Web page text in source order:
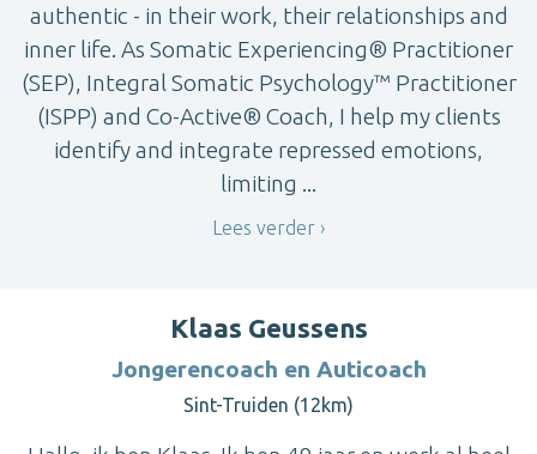
authentic - in their work, their relationships and
inner life. As Somatic Experiencing® Practitioner
(SEP), Integral Somatic Psychology™ Practitioner
(ISPP) and Co-Active® Coach, I help my clients
identify and integrate repressed emotions,
limiting ...
Lees verder
Klaas Geussens
Jongerencoach en Auticoach
Sint-Truiden (12km)